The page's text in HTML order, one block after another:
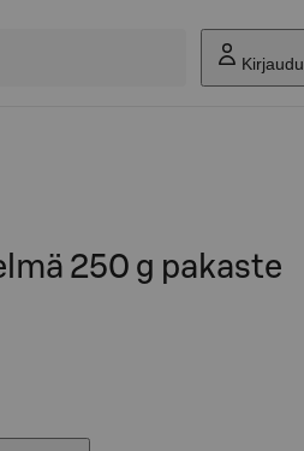
Kirjaudu
250 g pakaste